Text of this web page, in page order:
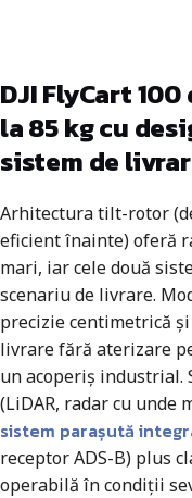
DJI FlyCart
la 85 kg cu
sistem de
Arhitectura tilt-rotor
eficient înainte) oferă
mari, iar cele două
scenariu de livrare.
precizie centimetrică
livrare fără aterizare
un acoperiș
(LiDAR, radar cu
sistem parașută
receptor ADS-B) plus
operabilă în condiții